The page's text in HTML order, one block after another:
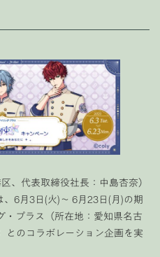
、代表取締役社長：中島杏奈）
6月3日(火)～ 6月23日(月)の期
・プラス（所在地：愛知県名古
とのコラボレーション企画を実